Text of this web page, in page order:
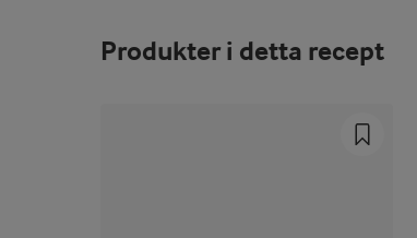
Produkter i detta recept